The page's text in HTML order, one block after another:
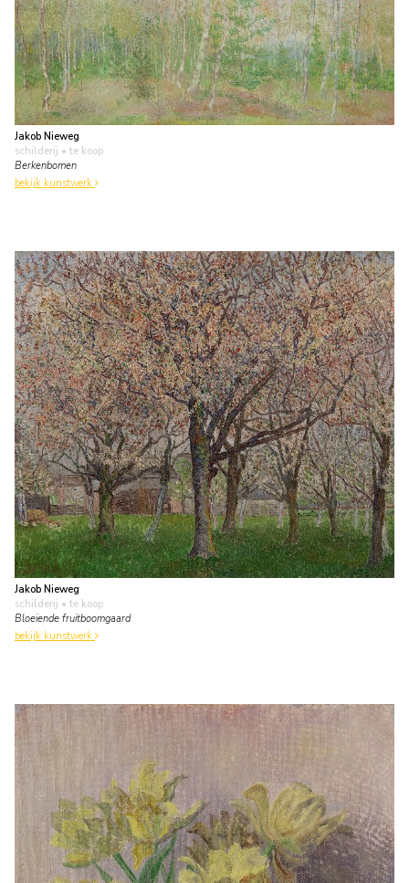
Jakob Nieweg
schilderij • te koop
Berkenbomen
bekijk kunstwerk
Jakob Nieweg
schilderij • te koop
Bloeiende fruitboomgaard
bekijk kunstwerk